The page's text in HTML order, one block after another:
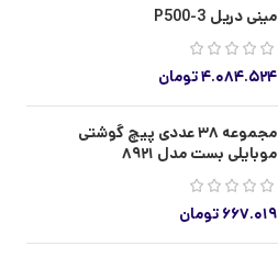
مینی دریل P500-3
۴.۰۸۴.۵۲۴تومان
مجموعه ۳۸ عددی پیچ گوشتی
موبایلی بست مدل ۸۹۲۱
۶۶۷.۰۱۹ تومان